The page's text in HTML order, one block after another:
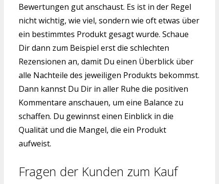
Bewertungen gut anschaust. Es ist in der Regel
nicht wichtig, wie viel, sondern wie oft etwas über
ein bestimmtes Produkt gesagt wurde. Schaue
Dir dann zum Beispiel erst die schlechten
Rezensionen an, damit Du einen Überblick über
alle Nachteile des jeweiligen Produkts bekommst.
Dann kannst Du Dir in aller Ruhe die positiven
Kommentare anschauen, um eine Balance zu
schaffen. Du gewinnst einen Einblick in die
Qualität und die Mangel, die ein Produkt
aufweist.
Fragen der Kunden zum Kauf